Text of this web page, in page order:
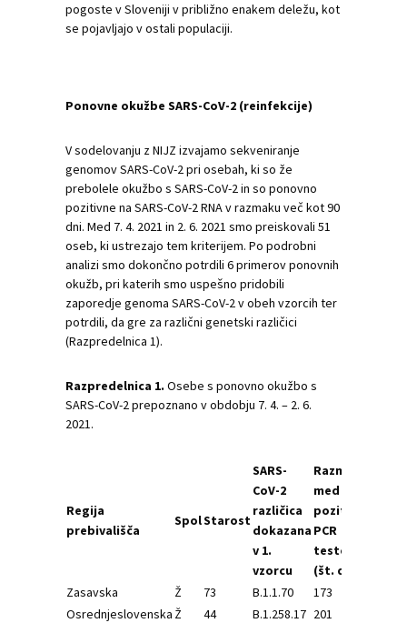
pogoste v Sloveniji v približno enakem deležu, kot
se pojavljajo v ostali populaciji.
Ponovne okužbe SARS-CoV-2 (reinfekcije)
V sodelovanju z NIJZ izvajamo sekveniranje
genomov SARS-CoV-2 pri osebah, ki so že
prebolele okužbo s SARS-CoV-2 in so ponovno
pozitivne na SARS-CoV-2 RNA v razmaku več kot 90
dni. Med 7. 4. 2021 in 2. 6. 2021 smo preiskovali 51
oseb, ki ustrezajo tem kriterijem. Po podrobni
analizi smo dokončno potrdili 6 primerov ponovnih
okužb, pri katerih smo uspešno pridobili
zaporedje genoma SARS-CoV-2 v obeh vzorcih ter
potrdili, da gre za različni genetski različici
(Razpredelnica 1).
Razpredelnica 1. Osebe s ponovno okužbo s
SARS-CoV-2 prepoznano v obdobju 7. 4. – 2. 6.
2021.
Regija
prebivališča
SpolStarost
SARS-
CoV-2
različica
dokazana
v 1.
vzorcu
Razmak
med
pozitivnima
PCR
testoma
(št. dni)
Zasavska
Ž 73 B.1.1.70 173
Osrednjeslovenska Ž 44 B.1.258.17 201